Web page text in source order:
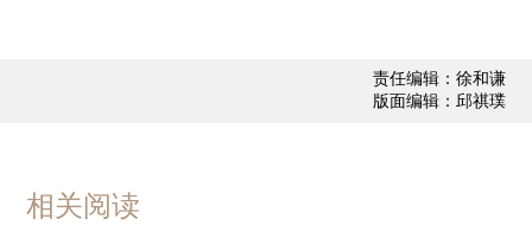
责任编辑：徐和谦
版面编辑：邱祺璞
相关阅读